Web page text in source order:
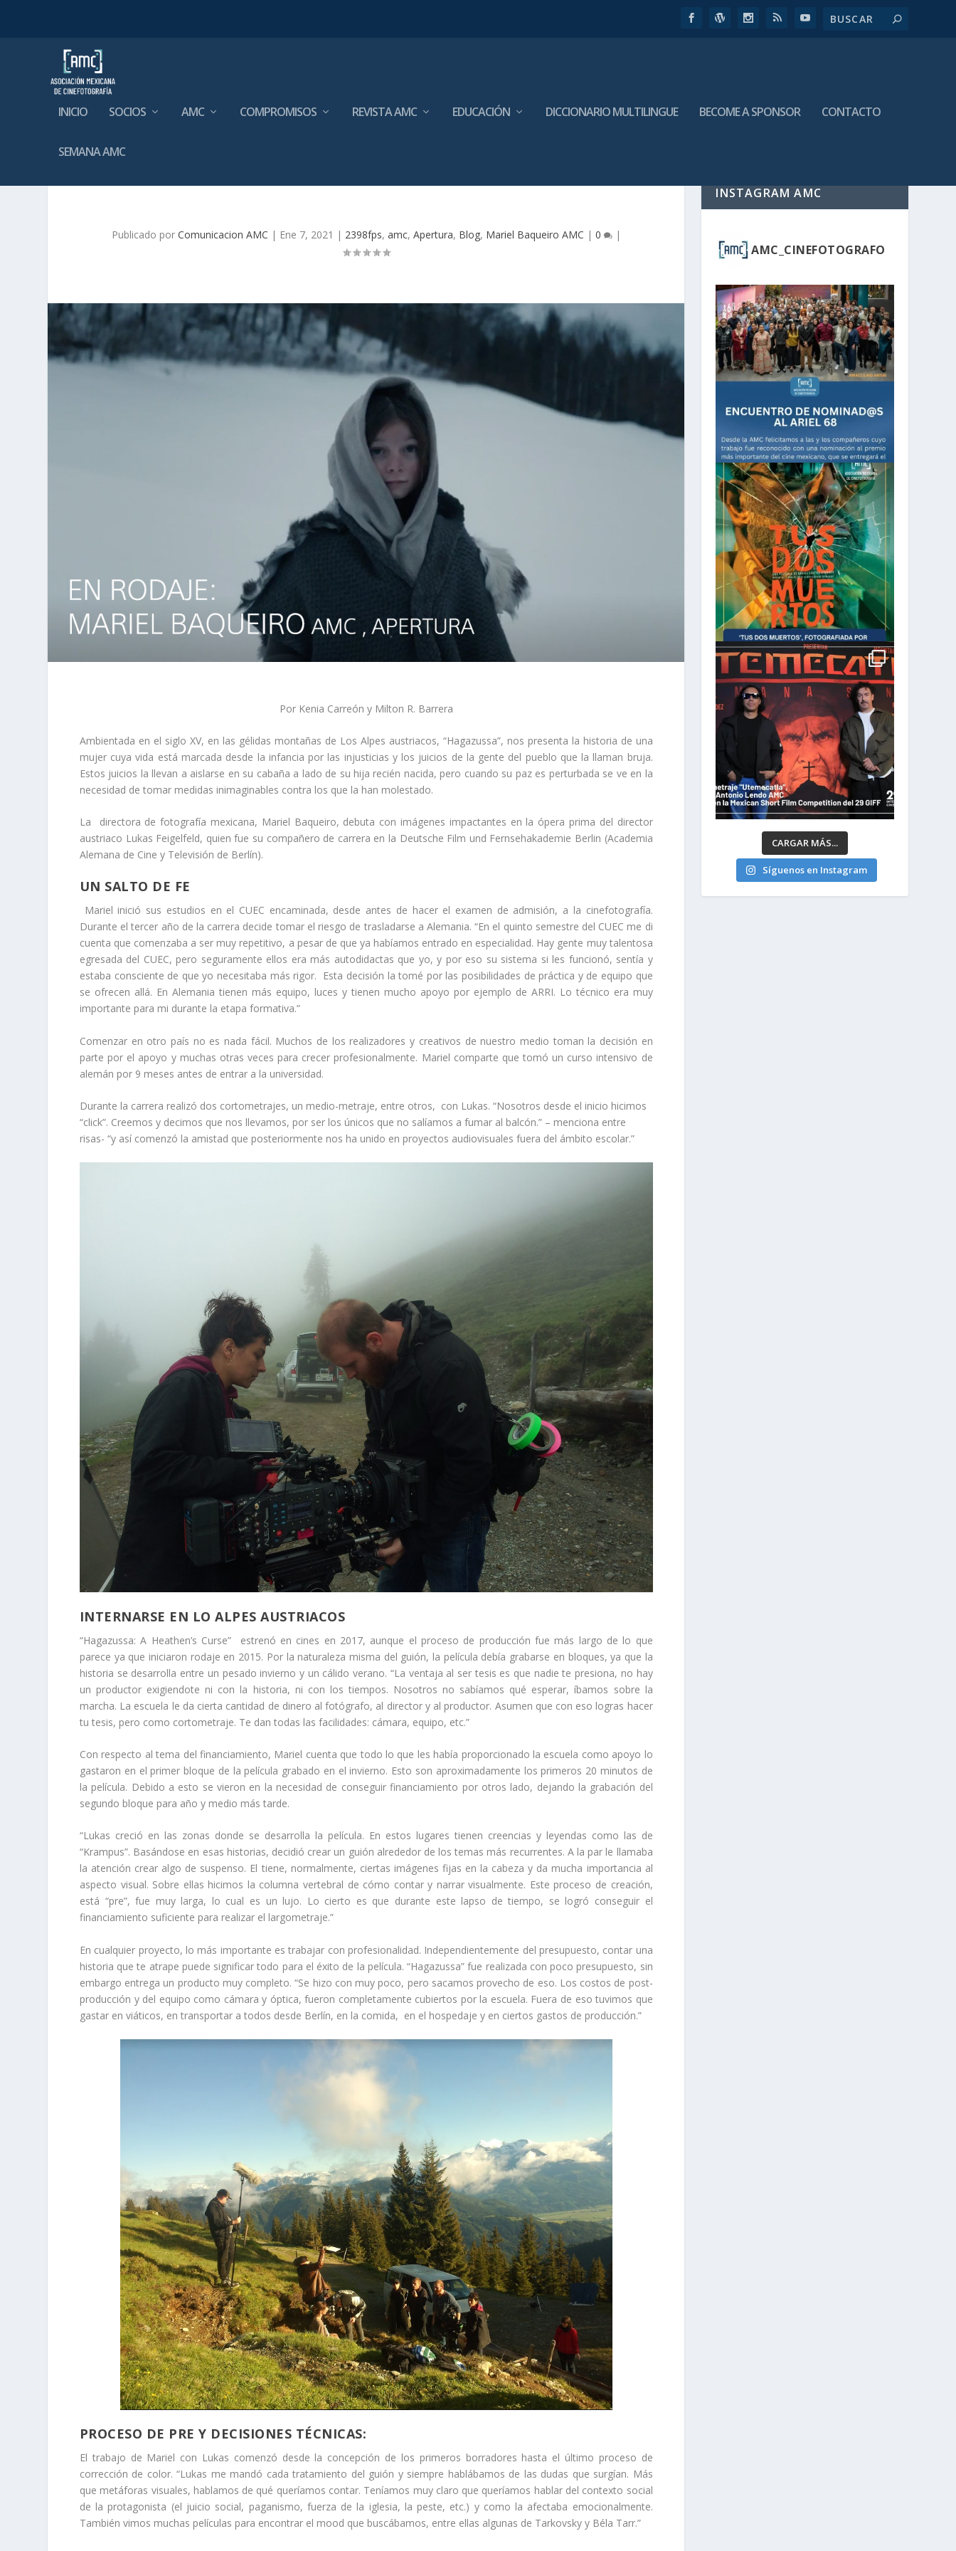
INICIO SOCIOS AMC COMPROMISOS REVISTA AMC EDUCACIÓN DICCIONARIO MULTILINGUE BECOME A SPONSOR CONTACTO
SEMANA AMC
Publicado por Comunicacion AMC | Ene 7, 2021 | 2398fps, amc, Apertura, Blog, Mariel Baqueiro AMC | 0 |
Por Kenia Carreón y Milton R. Barrera
Ambientada en el siglo XV, en las gélidas montañas de Los Alpes austriacos, “Hagazussa”, nos presenta la historia de una
mujer cuya vida está marcada desde la infancia por las injusticias y los juicios de la gente del pueblo que la llaman bruja.
Estos juicios la llevan a aislarse en su cabaña a lado de su hija recién nacida, pero cuando su paz es perturbada se ve en la
necesidad de tomar medidas inimaginables contra los que la han molestado.
La directora de fotografía mexicana, Mariel Baqueiro, debuta con imágenes impactantes en la ópera prima del director
austriaco Lukas Feigelfeld, quien fue su compañero de carrera en la Deutsche Film und Fernsehakademie Berlin (Academia
Alemana de Cine y Televisión de Berlín).
UN SALTO DE FE
Mariel inició sus estudios en el CUEC encaminada, desde antes de hacer el examen de admisión, a la cinefotografía.
Durante el tercer año de la carrera decide tomar el riesgo de trasladarse a Alemania. “En el quinto semestre del CUEC me di
cuenta que comenzaba a ser muy repetitivo, a pesar de que ya habíamos entrado en especialidad. Hay gente muy talentosa
egresada del CUEC, pero seguramente ellos era más autodidactas que yo, y por eso su sistema si les funcionó, sentía y
estaba consciente de que yo necesitaba más rigor. Esta decisión la tomé por las posibilidades de práctica y de equipo que
se ofrecen allá. En Alemania tienen más equipo, luces y tienen mucho apoyo por ejemplo de ARRI. Lo técnico era muy
importante para mi durante la etapa formativa.”
Comenzar en otro país no es nada fácil. Muchos de los realizadores y creativos de nuestro medio toman la decisión en
parte por el apoyo y muchas otras veces para crecer profesionalmente. Mariel comparte que tomó un curso intensivo de
alemán por 9 meses antes de entrar a la universidad.
Durante la carrera realizó dos cortometrajes, un medio-metraje, entre otros, con Lukas. “Nosotros desde el inicio hicimos
“click”. Creemos y decimos que nos llevamos, por ser los únicos que no salíamos a fumar al balcón.” – menciona entre
risas- “y así comenzó la amistad que posteriormente nos ha unido en proyectos audiovisuales fuera del ámbito escolar.”
INTERNARSE EN LO ALPES AUSTRIACOS
“Hagazussa: A Heathen’s Curse” estrenó en cines en 2017, aunque el proceso de producción fue más largo de lo que
parece ya que iniciaron rodaje en 2015. Por la naturaleza misma del guión, la película debía grabarse en bloques, ya que la
historia se desarrolla entre un pesado invierno y un cálido verano. “La ventaja al ser tesis es que nadie te presiona, no hay
un productor exigiendote ni con la historia, ni con los tiempos. Nosotros no sabíamos qué esperar, íbamos sobre la
marcha. La escuela le da cierta cantidad de dinero al fotógrafo, al director y al productor. Asumen que con eso logras hacer
tu tesis, pero como cortometraje. Te dan todas las facilidades: cámara, equipo, etc.”
Con respecto al tema del financiamiento, Mariel cuenta que todo lo que les había proporcionado la escuela como apoyo lo
gastaron en el primer bloque de la película grabado en el invierno. Esto son aproximadamente los primeros 20 minutos de
la película. Debido a esto se vieron en la necesidad de conseguir financiamiento por otros lado, dejando la grabación del
segundo bloque para año y medio más tarde.
“Lukas creció en las zonas donde se desarrolla la película. En estos lugares tienen creencias y leyendas como las de
“Krampus”. Basándose en esas historias, decidió crear un guión alrededor de los temas más recurrentes. A la par le llamaba
la atención crear algo de suspenso. El tiene, normalmente, ciertas imágenes fijas en la cabeza y da mucha importancia al
aspecto visual. Sobre ellas hicimos la columna vertebral de cómo contar y narrar visualmente. Este proceso de creación,
está “pre”, fue muy larga, lo cual es un lujo. Lo cierto es que durante este lapso de tiempo, se logró conseguir el
financiamiento suficiente para realizar el largometraje.”
En cualquier proyecto, lo más importante es trabajar con profesionalidad. Independientemente del presupuesto, contar una
historia que te atrape puede significar todo para el éxito de la película. “Hagazussa” fue realizada con poco presupuesto, sin
embargo entrega un producto muy completo. “Se hizo con muy poco, pero sacamos provecho de eso. Los costos de post-
producción y del equipo como cámara y óptica, fueron completamente cubiertos por la escuela. Fuera de eso tuvimos que
gastar en viáticos, en transportar a todos desde Berlín, en la comida, en el hospedaje y en ciertos gastos de producción.”
PROCESO DE PRE Y DECISIONES TÉCNICAS:
El trabajo de Mariel con Lukas comenzó desde la concepción de los primeros borradores hasta el último proceso de
corrección de color. “Lukas me mandó cada tratamiento del guión y siempre hablábamos de las dudas que surgían. Más
que metáforas visuales, hablamos de qué queríamos contar. Teníamos muy claro que queríamos hablar del contexto social
de la protagonista (el juicio social, paganismo, fuerza de la iglesia, la peste, etc.) y como la afectaba emocionalmente.
También vimos muchas películas para encontrar el mood que buscábamos, entre ellas algunas de Tarkovsky y Béla Tarr.”
INSTAGRAM AMC
AMC_CINEFOTOGRAFO
CARGAR MÁS...
Síguenos en Instagram